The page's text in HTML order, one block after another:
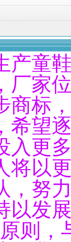
产童
厂家
商标
希望
入更
将以
，努
以发
则